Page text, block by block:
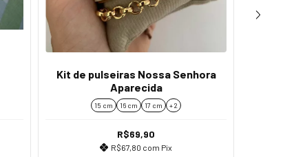
Kit de pulseiras Nossa Senhora
Aparecida
15 cm 16 cm 17 cm + 2
R$69,90
R$67,80 com Pix